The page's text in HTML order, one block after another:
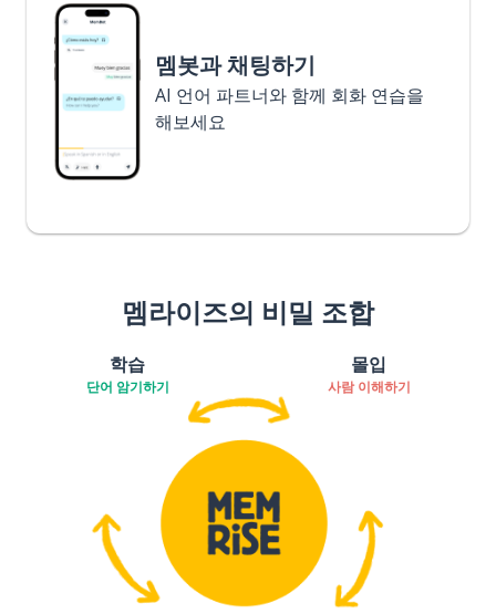
멤봇과 채팅하기
AI 언어 파트너와 함께 회화 연습을
해보세요
멤라이즈의 비밀 조합
학습
단어 암기하기
몰입
사람 이해하기